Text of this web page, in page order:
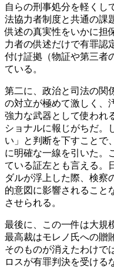
自らの刑事処分を軽くし
法協力者制度と共通の課
供述の真実性をいかに担
力者の供述だけで有罪認
付け証拠（物証や第三者
ている。
第二に、政治と司法の関
の対立が極めて激しく、
強力な武器として使われ
ショナルに報じがちだ。
い」と判断を下すことで
に明確な一線を引いた。
ている証左とも言える。
ダルが浮上した際、検察
的意図に影響されること
させられる。
最後に、この一件は大規
最高裁はモレノ氏への贈
そのものが消えたわけで
ロスが有罪判決を受ける